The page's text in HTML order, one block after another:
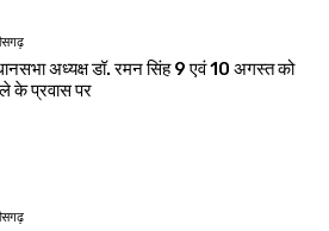
अध्यक्ष डॉ. रमन सिंह 9 एवं 10 अगस्त को
के प्रवास पर